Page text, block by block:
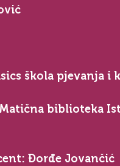
škola pjevanja i
biblioteka
Đorđe Jovančić